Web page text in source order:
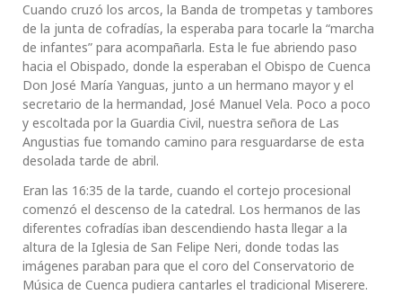
Cuando cruzó los arcos, la Banda de trompetas y tambores
de la junta de cofradías, la esperaba para tocarle la “marcha
de infantes” para acompañarla. Esta le fue abriendo paso
hacia el Obispado, donde la esperaban el Obispo de Cuenca
Don José María Yanguas, junto a un hermano mayor y el
secretario de la hermandad, José Manuel Vela. Poco a poco
y escoltada por la Guardia Civil, nuestra señora de Las
Angustias fue tomando camino para resguardarse de esta
desolada tarde de abril.
Eran las 16:35 de la tarde, cuando el cortejo procesional
comenzó el descenso de la catedral. Los hermanos de las
diferentes cofradías iban descendiendo hasta llegar a la
altura de la Iglesia de San Felipe Neri, donde todas las
imágenes paraban para que el coro del Conservatorio de
Música de Cuenca pudiera cantarles el tradicional Miserere.